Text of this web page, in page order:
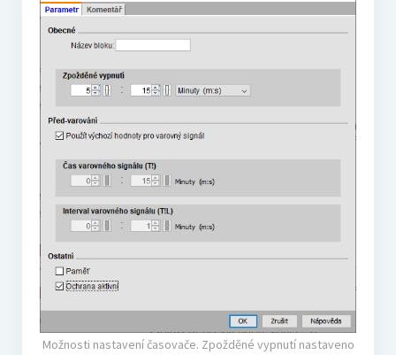
Možnosti nastavení časovače. Zpožděné vypnutí nastaveno